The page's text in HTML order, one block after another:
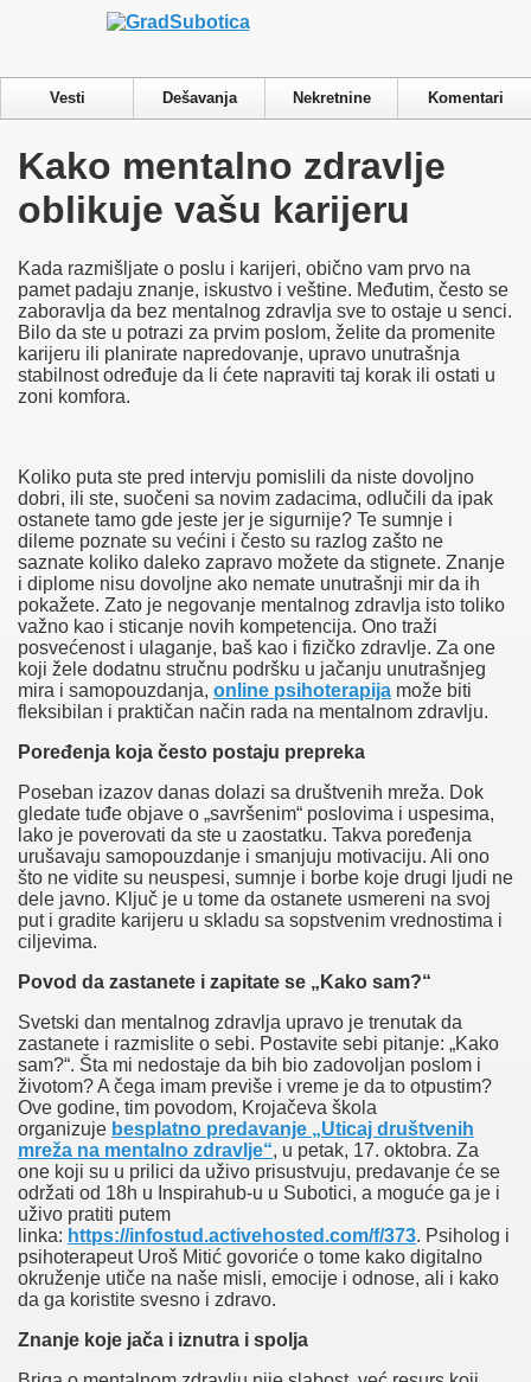
Vesti Dešavanja Nekretnine Komentari
Kako mentalno zdravlje
oblikuje vašu karijeru
Kada razmišljate o poslu i karijeri, obično vam prvo na
pamet padaju znanje, iskustvo i veštine. Međutim, često se
zaboravlja da bez mentalnog zdravlja sve to ostaje u senci.
Bilo da ste u potrazi za prvim poslom, želite da promenite
karijeru ili planirate napredovanje, upravo unutrašnja
stabilnost određuje da li ćete napraviti taj korak ili ostati u
zoni komfora.
Koliko puta ste pred intervju pomislili da niste dovoljno
dobri, ili ste, suočeni sa novim zadacima, odlučili da ipak
ostanete tamo gde jeste jer je sigurnije? Te sumnje i
dileme poznate su većini i često su razlog zašto ne
saznate koliko daleko zapravo možete da stignete. Znanje
i diplome nisu dovoljne ako nemate unutrašnji mir da ih
pokažete. Zato je negovanje mentalnog zdravlja isto toliko
važno kao i sticanje novih kompetencija. Ono traži
posvećenost i ulaganje, baš kao i fizičko zdravlje. Za one
koji žele dodatnu stručnu podršku u jačanju unutrašnjeg
mira i samopouzdanja, online psihoterapija može biti
fleksibilan i praktičan način rada na mentalnom zdravlju.
Poređenja koja često postaju prepreka
Poseban izazov danas dolazi sa društvenih mreža. Dok
gledate tuđe objave o „savršenim“ poslovima i uspesima,
lako je poverovati da ste u zaostatku. Takva poređenja
urušavaju samopouzdanje i smanjuju motivaciju. Ali ono
što ne vidite su neuspesi, sumnje i borbe koje drugi ljudi ne
dele javno. Ključ je u tome da ostanete usmereni na svoj
put i gradite karijeru u skladu sa sopstvenim vrednostima i
ciljevima.
Povod da zastanete i zapitate se „Kako sam?“
Svetski dan mentalnog zdravlja upravo je trenutak da
zastanete i razmislite o sebi. Postavite sebi pitanje: „Kako
sam?“. Šta mi nedostaje da bih bio zadovoljan poslom i
životom? A čega imam previše i vreme je da to otpustim?
Ove godine, tim povodom, Krojačeva škola
organizuje besplatno predavanje „Uticaj društvenih
mreža na mentalno zdravlje“, u petak, 17. oktobra. Za
one koji su u prilici da uživo prisustvuju, predavanje će se
održati od 18h u Inspirahub-u u Subotici, a moguće ga je i
uživo pratiti putem
linka: https://infostud.activehosted.com/f/373. Psiholog i
psihoterapeut Uroš Mitić govoriće o tome kako digitalno
okruženje utiče na naše misli, emocije i odnose, ali i kako
da ga koristite svesno i zdravo.
Znanje koje jača i iznutra i spolja
Privacy & Cookies Policy
Close
Privacy Overview
This website uses cookies to improve your experience while you
navigate through the website. Out of these cookies, the cookies
they are essential for the working of basic functionalities of the
website. We also use third-party cookies that help us analyze and
understand how you use this website. These cookies will be
stored in your browser only with your consent. You also have
the option to opt-out of these cookies. But opting out of some of
these cookies may have an effect on your browsing experience.
Necessary
Necessary cookies are absolutely essential for the website to
function properly. This category only includes cookies that
ensures basic functionalities and security features of the website.
These cookies do not store any personal information.
Non-necessary
Non-necessary
Any cookies that may not be particularly necessary for the
website to function and is used specifically to collect user
personal data via analytics, ads, other embedded contents are
termed as non-necessary cookies. It is mandatory to procure user
consent prior to running these cookies on your website.
SAVE & ACCEPT
Naslovna
Vesti
Dešavanja
Galerije
Nekretnine
Laguna